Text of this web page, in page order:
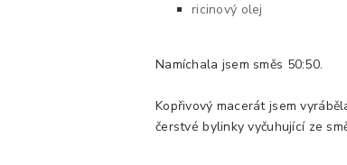
ricinový olej
Namíchala jsem směs 50:50.
Kopřivový macerát jsem
čerstvé bylinky vyčuhující ze